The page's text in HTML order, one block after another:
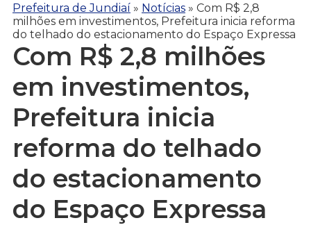
Prefeitura de Jundiaí » Notícias » Com R$ 2,8
milhões em investimentos, Prefeitura inicia reforma
do telhado do estacionamento do Espaço Expressa
Com R$ 2,8 milhões
em investimentos,
Prefeitura inicia
reforma do telhado
do estacionamento
do Espaço Expressa